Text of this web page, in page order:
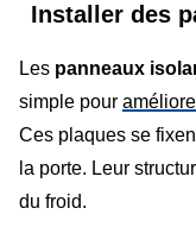
Installer des
Les panneaux
simple pour
Ces plaques se
la porte. Leur
du froid.